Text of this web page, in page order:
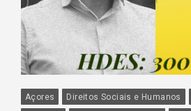
Açores Direitos Sociais e Humanos